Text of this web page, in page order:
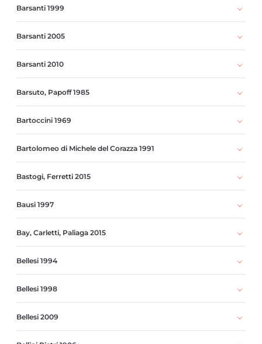
Barsanti 1999
Barsanti 2005
Barsanti 2010
Barsuto, Papoff 1985
Bartoccini 1969
Bartolomeo di Michele del Corazza 1991
Bastogi, Ferretti 2015
Bausi 1997
Bay, Carletti, Paliaga 2015
Bellesi 1994
Bellesi 1998
Bellesi 2009